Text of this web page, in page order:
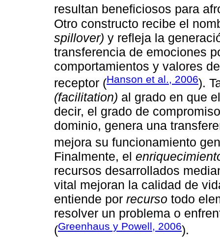
resultan beneficiosos para
Otro constructo recibe el
spillover) y refleja la
transferencia de emociones
comportamientos y valores
receptor (Hanson et al., 2006).
(facilitation) al grado en que
decir, el grado de
dominio, genera una
mejora su funcionamiento
Finalmente, el
recursos desarrollados
vital mejoran la calidad de
entiende por recurso todo
resolver un problema o
(Greenhaus y Powell, 2006).